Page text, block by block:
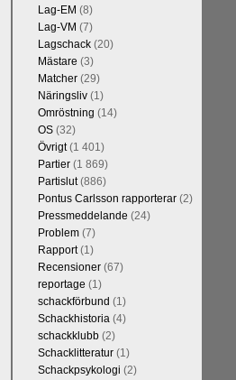
Lag-EM (8)
Lag-VM (7)
Lagschack(20)
Mästare (3)
Matcher(29)
Näringsliv(1)
Omröstning (14)
OS(32)
Övrigt(1 401)
Partier(1 869)
Partislut(886)
Pontus Carlsson rapporterar(2)
Pressmeddelande (24)
Problem(7)
Rapport(1)
Recensioner(67)
reportage (1)
schackförbund (1)
Schackhistoria(4)
schackklubb(2)
Schacklitteratur(1)
Schackpsykologi (2)